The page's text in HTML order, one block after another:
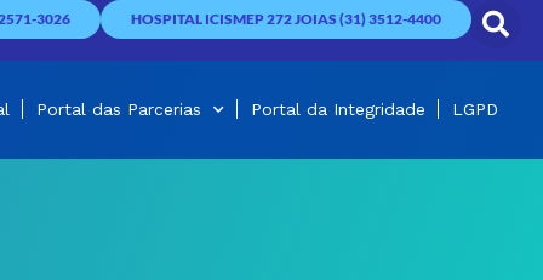
3026 HOSPITAL ICISMEP 272 JOIAS (31) 3512-4400
Portal das Parcerias Portal da Integridade LGPD